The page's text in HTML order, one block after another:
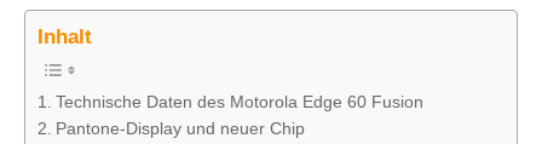
Inhalt
Technische Daten des Motorola Edge 60 Fusion
Pantone-Display und neuer Chip